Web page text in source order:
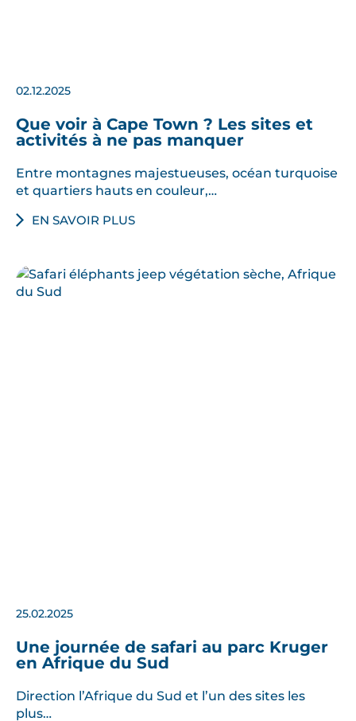
02.12.2025
Que voir à Cape Town ? Les sites et
activités à ne pas manquer
Entre montagnes majestueuses, océan turquoise
et quartiers hauts en couleur,…
EN SAVOIR PLUS
25.02.2025
Une journée de safari au parc Kruger
en Afrique du Sud
Direction l’Afrique du Sud et l’un des sites les
plus…